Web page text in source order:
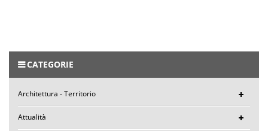
CATEGORIE
Architettura - Territorio
Attualità